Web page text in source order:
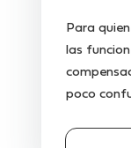
Para
las
poco